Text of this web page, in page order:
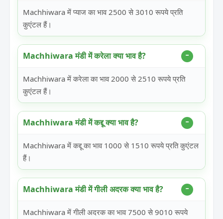
Machhiwara में प्याज का भाव 2500 से 3010 रूपये प्रति
कुएंटल हैं।
Machhiwara मंडी में करेला क्या भाव है?
Machhiwara में करेला का भाव 2000 से 2510 रूपये प्रति
कुएंटल हैं।
Machhiwara मंडी में कद्दू क्या भाव है?
Machhiwara में कद्दू का भाव 1000 से 1510 रूपये प्रति कुएंटल
हैं।
Machhiwara मंडी में गीली अदरक क्या भाव है?
Machhiwara में गीली अदरक का भाव 7500 से 9010 रूपये